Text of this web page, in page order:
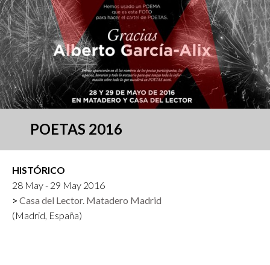
POETAS 2016
HISTÓRICO
28 May - 29 May 2016
Casa del Lector. Matadero Madrid
(Madrid, España)